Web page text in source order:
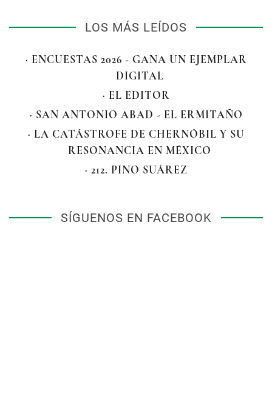
LOS MÁS LEÍDOS
· ENCUESTAS 2026 - GANA UN EJEMPLAR
DIGITAL
· EL EDITOR
· SAN ANTONIO ABAD - EL ERMITAÑO
· LA CATÁSTROFE DE CHERNÓBIL Y SU
RESONANCIA EN MÉXICO
· 212. PINO SUÁREZ
SÍGUENOS EN FACEBOOK